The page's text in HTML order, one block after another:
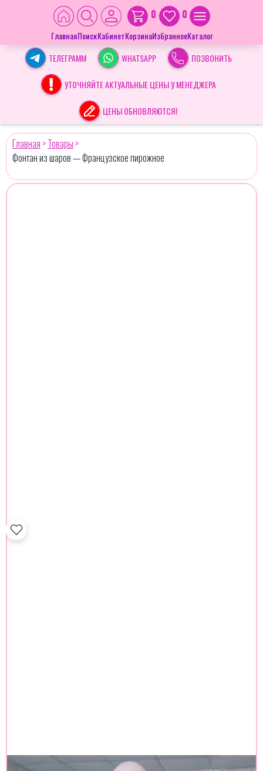
ГлавнаяПоискКабинет
0
Корзина
0
ИзбранноеКаталог
ТЕЛЕГРАММ
WHATSAPP ПОЗВОНИТЬ
УТОЧНЯЙТЕ АКТУАЛЬНЫЕ ЦЕНЫ У МЕНЕДЖЕРА
ЦЕНЫ ОБНОВЛЯЮТСЯ!
Главная >Товары >
Фонтан из шаров — Французское пирожное